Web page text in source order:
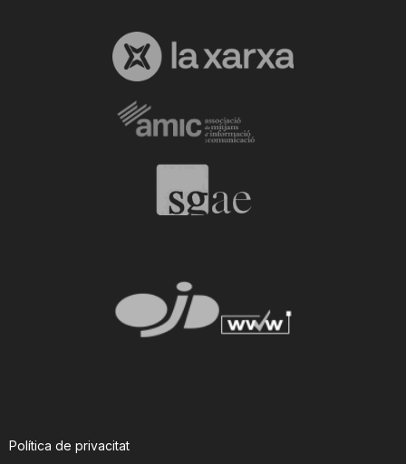
Política de privacitat